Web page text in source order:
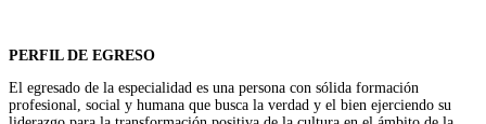
PERFIL DE EGRESO
El egresado de la especialidad es una persona con sólida formación
profesional, social y humana que busca la verdad y el bien ejerciendo su